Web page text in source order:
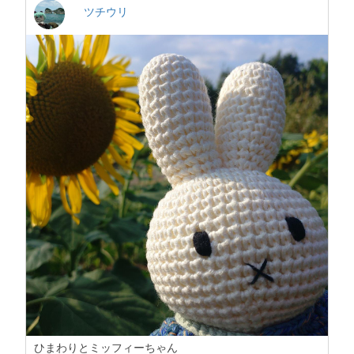
ツチウリ
ひまわりとミッフィーちゃん